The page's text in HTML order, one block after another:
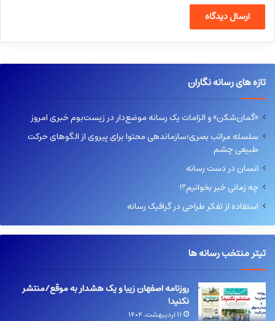
تازه های رسانه نگاران
«گمان‌شکن» و الزامات یک رسانه موضع‌دار در زیست‌بوم خبری امروز
سلسله مراتب بصری؛سازماندهی محتوا برای پیروی از الگوهای حرکت
طبیعی چشم
انسان در دست رسانه
چه زمانی خبر بخوانیم؟!
استفاده از تفکر طراحی در گرافیک رسانه
تیتر منتخب رسانه ها
روزنامه اصفهان زیبا و یک هشدار به موقع/منتشر
نکنید!
۱۱ اردیبهشت, ۱۴۰۴